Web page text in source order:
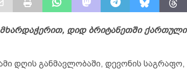
დიდ ბრიტანეთში ქართული
დღის განმავლობაში, დევონის საგრაფო,